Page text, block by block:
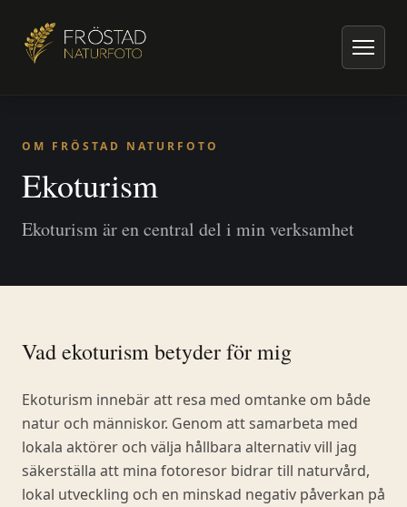
Om Fröstad Naturfoto
Ekoturism
OM FRÖSTAD NATURFOTO
Ekoturism
Ekoturism är en central del i min verksamhet
Vad ekoturism betyder för mig
Ekoturism innebär att resa med omtanke om både
natur och människor. Genom att samarbeta med
lokala aktörer och välja hållbara alternativ vill jag
säkerställa att mina fotoresor bidrar till naturvård,
lokal utveckling och en minskad negativ påverkan på